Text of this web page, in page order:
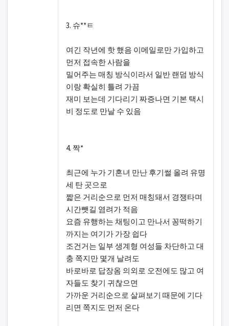
3. 슈**ㅌ
여긴 작년에 핫 했음 이메일로만 가입하고
먼저 접속한 사람을
밀어주는 매칭 방식이라서 일반 랜덤 방식
이랑 확실히 틀려 가끔
재미 보는데 기다리기 짜증나면 기본 택시
비 정도로 만날 수 있음
4. 짝*
최근에 누가 기혼녀 만난 후기썰 올려 유명
세 탄 곳으로
짧은 거리순으로 먼저 매칭돼서 경쟁타며
시간뺏길 염려가 적음
요즘 유행하는 채팅이고 만나서 꽁떡하기
까지는 여기가 가장 쉽다
조건거는 일부 생계형 여성들 차단하고 대
충 쪽지만 몇개 날려도
바로바로 답장옴 의외로 오전에도 많고 여
자들도 찾기 귀찮으면
가까운 거리순으로 살펴보기 때문에 기다
리면 쪽지도 먼저 온다